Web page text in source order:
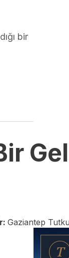
bir
Gaziantep Tutku